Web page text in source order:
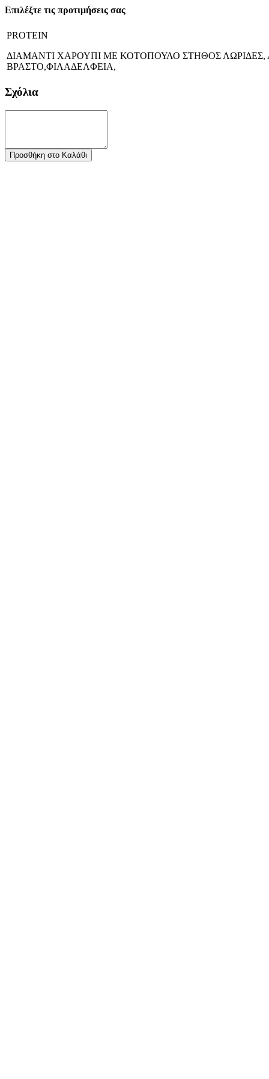
Επιλέξτε τις προτιμήσεις σας
PROTEIN
ΔΙΑΜΑΝΤΙ ΧΑΡΟΥΠΙ ΜΕ ΚΟΤΟΠΟΥΛΟ ΣΤΗΘΟΣ ΛΩΡΙΔΕΣ,
ΒΡΑΣΤΟ,ΦΙΛΑΔΕΛΦΕΙΑ,
Σχόλια